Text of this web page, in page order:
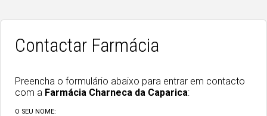
Contactar Farmácia
Preencha o formulário abaixo para entrar em contacto
com a Farmácia Charneca da Caparica:
O SEU NOME: